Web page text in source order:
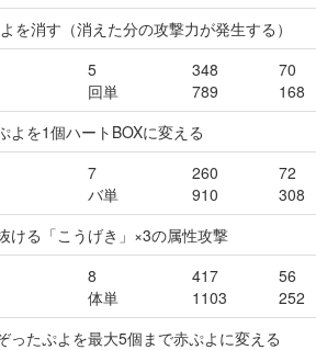
を消す（消えた分の攻撃力が発生する）
5
回単
348
789
70
168
よを1個ハートBOXに変える
7
バ単
260
910
72
308
ける「こうげき」×3の属性攻撃
8
体単
417
1103
56
252
たぷよを最大5個まで赤ぷよに変える